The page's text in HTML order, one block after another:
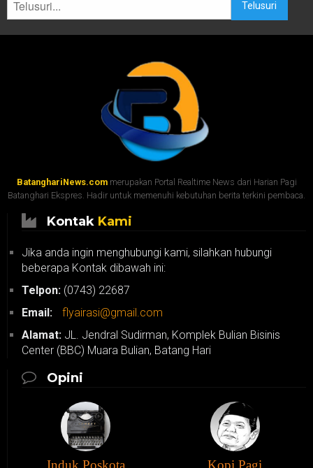
Telusuri
BatanghariNews.commerupakan Portal Realtime News dari Harian Pagi
Batanghari Ekspres. Hadir untuk memenuhi kebutuhan berita terkini pembaca.
Kontak Kami
Jika anda ingin menghubungi kami, silahkan hubungi
beberapa Kontak dibawah ini:
Telpon: (0743) 22687
Email:
flyairasi@gmail.com
Alamat: JL. Jendral Sudirman, Komplek Bulian Bisinis
Center (BBC) Muara Bulian, Batang Hari
Opini
Induk Poskota Kopi Pagi